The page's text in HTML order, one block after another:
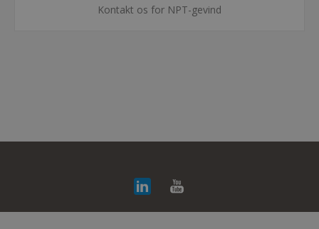
Kontakt os for NPT-gevind